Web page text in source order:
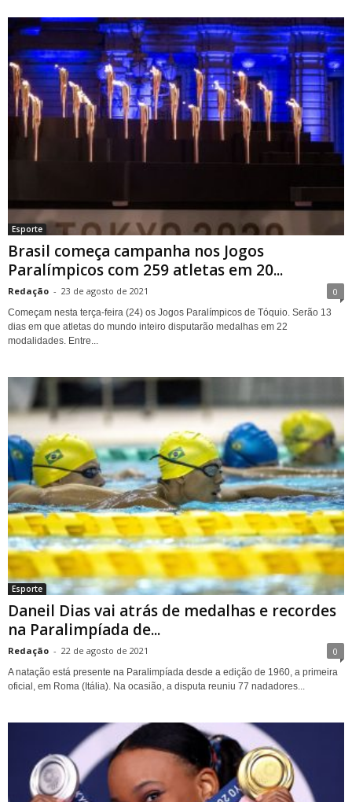
Esporte
Brasil começa campanha nos Jogos
Paralímpicos com 259 atletas em 20...
Redação - 23 de agosto de 2021 0
Começam nesta terça-feira (24) os Jogos Paralímpicos de Tóquio. Serão 13
dias em que atletas do mundo inteiro disputarão medalhas em 22
modalidades. Entre...
Esporte
Daneil Dias vai atrás de medalhas e recordes
na Paralimpíada de...
Redação - 22 de agosto de 2021 0
A natação está presente na Paralimpíada desde a edição de 1960, a primeira
oficial, em Roma (Itália). Na ocasião, a disputa reuniu 77 nadadores...